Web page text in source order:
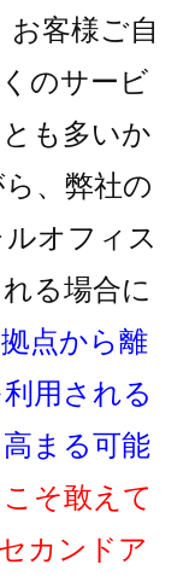
客様ご自
のサービ
も多いか
、 弊社の
オフィス
る場合に
点から離
用される
まる可能
そ敢えて
カンドア